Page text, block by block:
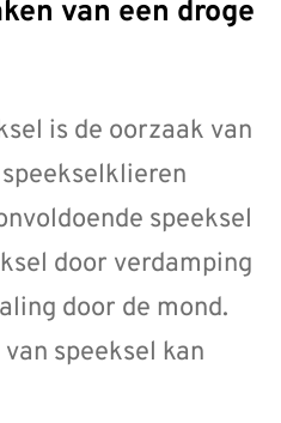
is de oorzaak van
speeksel
door verdamping
door de mond.
speeksel kan